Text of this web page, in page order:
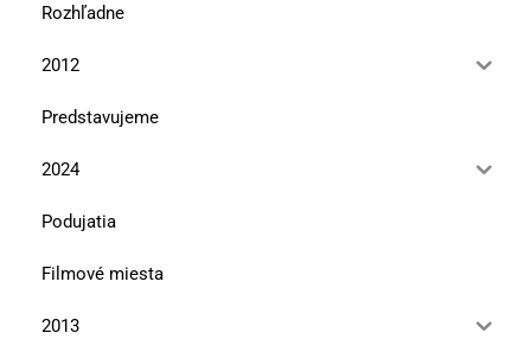
Rozhľadne
2012
Predstavujeme
2024
Podujatia
Filmové miesta
2013